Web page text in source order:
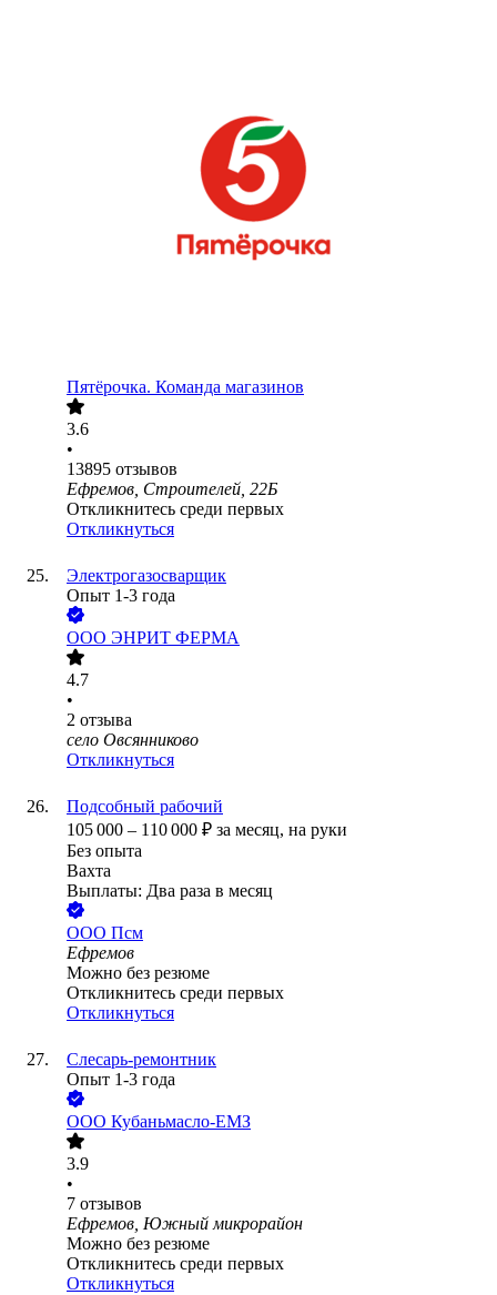
Пятёрочка. Команда магазинов
3.6
•
13895 отзывов
Ефремов, Строителей, 22Б
Откликнитесь среди первых
Откликнуться
Электрогазосварщик
Опыт 1-3 года
ООО ЭНРИТ ФЕРМА
4.7
•
2 отзыва
село Овсянниково
Откликнуться
Подсобный рабочий
105 000 – 110 000 ₽ за месяц, на руки
Без опыта
Вахта
Выплаты: Два раза в месяц
ООО Псм
Ефремов
Можно без резюме
Откликнитесь среди первых
Откликнуться
Слесарь-ремонтник
Опыт 1-3 года
ООО Кубаньмасло-ЕМЗ
3.9
•
7 отзывов
Ефремов, Южный микрорайон
Можно без резюме
Откликнитесь среди первых
Откликнуться